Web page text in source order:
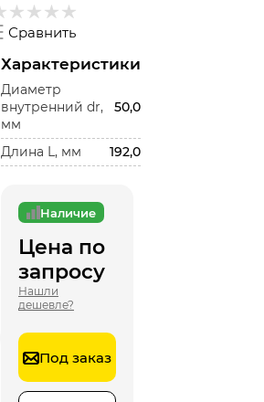
Сравнить
Характеристики
Диаметр
внутренний dr,
мм
50,0
Длина L, мм 192,0
Наличие
Цена по
запросу
Нашли
дешевле?
Под заказ